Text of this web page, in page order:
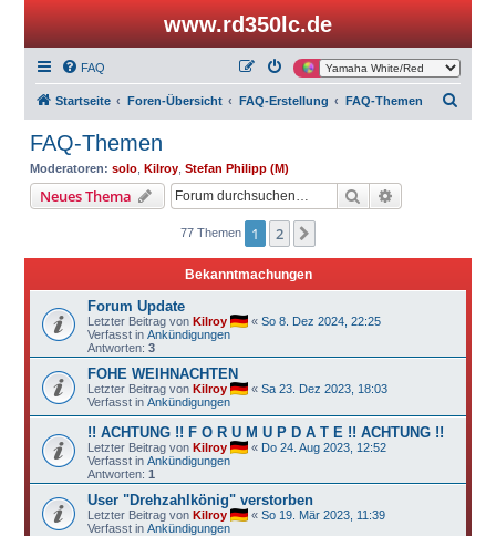
www.rd350lc.de
FAQ
Startseite Foren-Übersicht FAQ-Erstellung FAQ-Themen
FAQ-Themen
Moderatoren: solo, Kilroy, Stefan Philipp (M)
Neues Thema Suche
77 Themen 1 2
Bekanntmachungen
Forum Update
Letzter Beitrag von Kilroy « So 8. Dez 2024, 22:25
Verfasst in Ankündigungen
Antworten: 3
FOHE WEIHNACHTEN
Letzter Beitrag von Kilroy « Sa 23. Dez 2023, 18:03
Verfasst in Ankündigungen
!! ACHTUNG !! F O R U M U P D A T E !! ACHTUNG !!
Letzter Beitrag von Kilroy « Do 24. Aug 2023, 12:52
Verfasst in Ankündigungen
Antworten: 1
User "Drehzahlkönig" verstorben
Letzter Beitrag von Kilroy « So 19. Mär 2023, 11:39
Verfasst in Ankündigungen